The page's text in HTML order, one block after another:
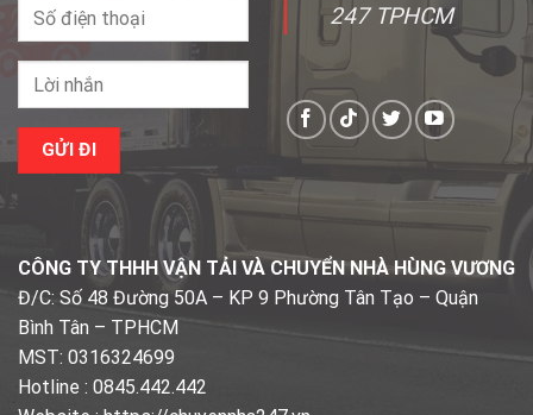
247 TPHCM
CÔNG TY THHH VẬN TẢI VÀ CHUYỂN NHÀ HÙNG VƯƠNG
Đ/C: Số 48 Đường 50A – KP 9 Phường Tân Tạo – Quận
Bình Tân – TPHCM
MST: 0316324699
Hotline : 0845.442.442